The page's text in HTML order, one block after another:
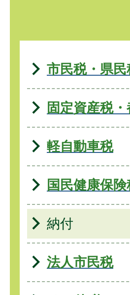
市民税・県民
固定資産税
軽自動車税
国民健康保険
納付
法人市民税